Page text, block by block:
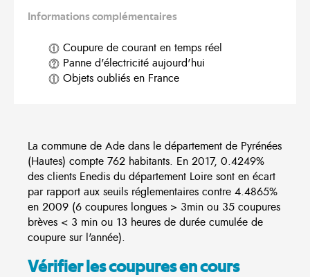
Informations complémentaires
Coupure de courant en temps réel
Panne d'électricité aujourd'hui
Objets oubliés en France
La commune de Ade dans le département de Pyrénées
(Hautes) compte 762 habitants. En 2017, 0.4249%
des clients Enedis du département Loire sont en écart
par rapport aux seuils réglementaires contre 4.4865%
en 2009 (6 coupures longues > 3min ou 35 coupures
brèves < 3 min ou 13 heures de durée cumulée de
coupure sur l'année).
Vérifier les coupures en cours